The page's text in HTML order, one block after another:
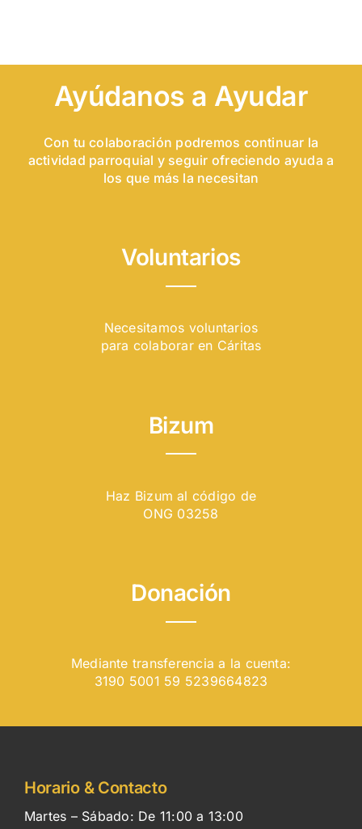
Ayúdanos a Ayudar
Con tu colaboración podremos continuar la
actividad parroquial y seguir ofreciendo ayuda a
los que más la necesitan
Voluntarios
Necesitamos voluntarios
para colaborar en Cáritas
Bizum
Haz Bizum al código de
ONG 03258
Donación
Mediante transferencia a la cuenta:
3190 5001 59 5239664823
Horario & Contacto
Martes – Sábado: De 11:00 a 13:00